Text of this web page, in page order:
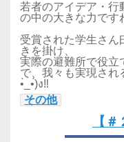
若者のアイデア・行
受賞された学生さん
きを掛け、
実際の避難所で役立
で、我々も実現され
•̀_•́)ง‼
その他
【